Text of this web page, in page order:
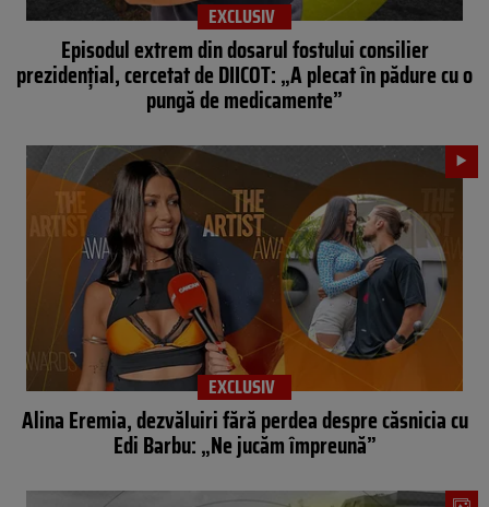
EXCLUSIV
Episodul extrem din dosarul fostului consilier
prezidențial, cercetat de DIICOT: „A plecat în pădure cu o
pungă de medicamente”
EXCLUSIV
Alina Eremia, dezvăluiri fără perdea despre căsnicia cu
Edi Barbu: „Ne jucăm împreună”